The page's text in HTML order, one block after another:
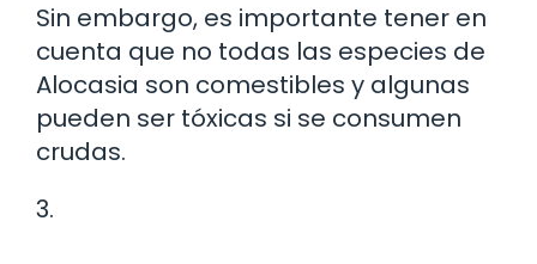
Sin embargo, es importante tener en
cuenta que no todas las especies de
Alocasia son comestibles y algunas
pueden ser tóxicas si se consumen
crudas.
3.